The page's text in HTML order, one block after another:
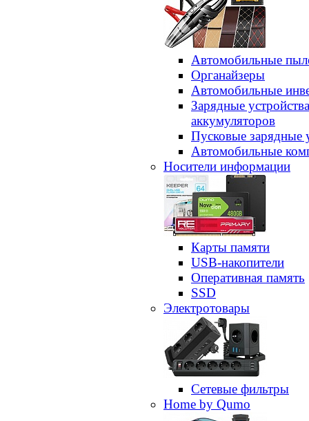
Автомобильные
Органайзеры
Автомобильные
Зарядные
аккумуляторов
Пусковые зарядные
Автомобильные
Носители информации
Карты памяти
USB-накопители
Оперативная память
SSD
Электротовары
Сетевые фильтры
Home by Qumo